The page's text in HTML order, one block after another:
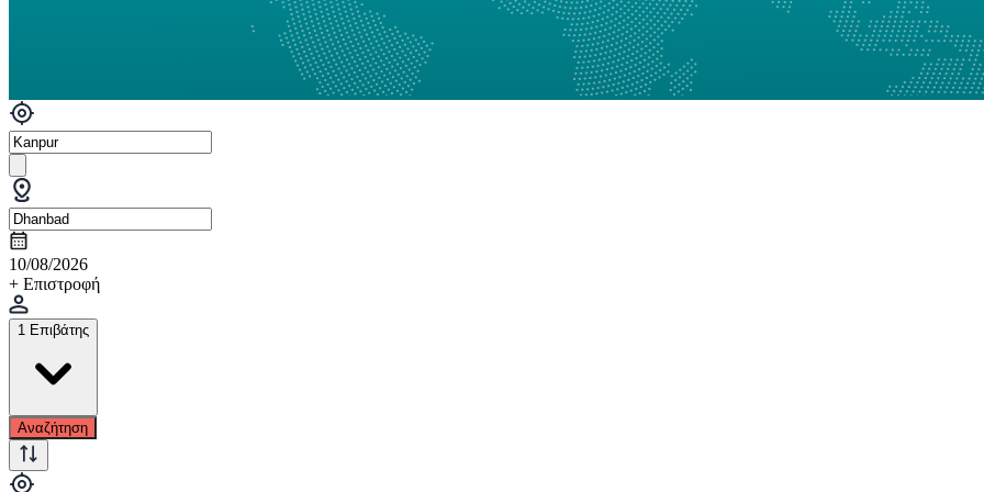
10/08/2026
+ Επιστροφή
1 Επιβάτης
Αναζήτηση